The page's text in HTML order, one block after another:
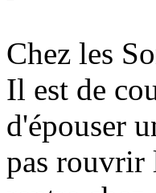
Chez les
Il est de
d'épouser
pas rouvrir